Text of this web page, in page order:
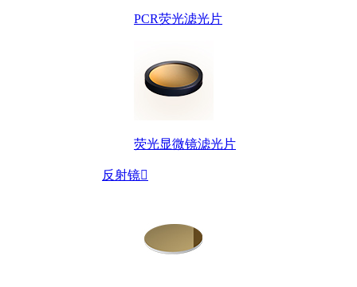
PCR荧光滤光片
荧光显微镜滤光片
反射镜